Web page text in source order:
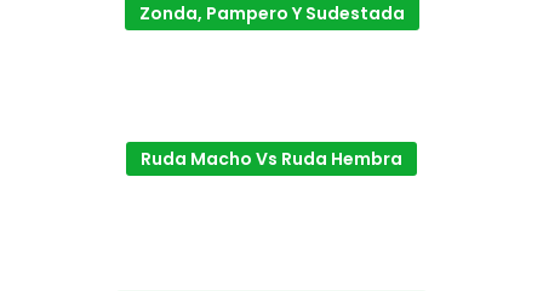
Zonda, Pampero Y Sudestada
Ruda Macho Vs Ruda Hembra